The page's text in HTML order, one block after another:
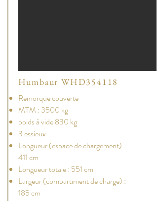
Humbaur WHD354118
Remorque couverte
MTM : 3500 kg
poids à vide 830 kg
3 essieux
Longueur (espace de chargement) :
411 cm
Longueur totale : 551 cm
Largeur (compartiment de charge) :
185 cm